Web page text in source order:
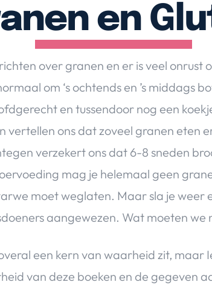
en
over granen en er is veel onrust
om ‘s ochtends en ’s middags
en tussendoor nog een
vertellen ons dat zoveel granen eten
verzekert ons dat 6-8 sneden
mag je helemaal geen
moet weglaten. Maar sla je weer
aangewezen. Wat moeten we
een kern van waarheid zit, maar
van deze boeken en de gegeven